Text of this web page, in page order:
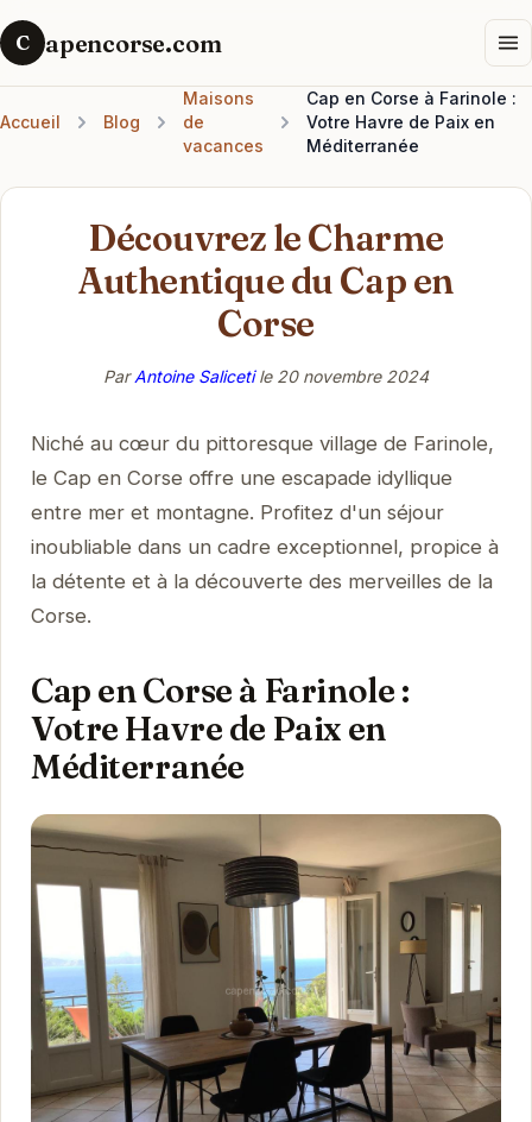
C apencorse.com
Accueil Blog
Maisons
de
vacances
Cap en Corse à Farinole :
Votre Havre de Paix en
Méditerranée
Découvrez le Charme
Authentique du Cap en
Corse
ParAntoine Salicetile 20 novembre 2024
Niché au cœur du pittoresque village de Farinole,
le Cap en Corse offre une escapade idyllique
entre mer et montagne. Profitez d'un séjour
inoubliable dans un cadre exceptionnel, propice à
la détente et à la découverte des merveilles de la
Corse.
Cap en Corse à Farinole :
Votre Havre de Paix en
Méditerranée